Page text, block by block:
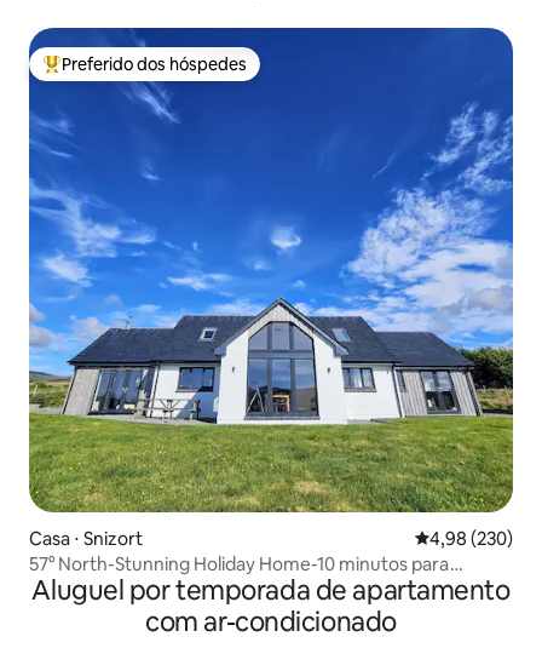
Entre os melhores preferidos dos hóspedes
Preferido dos hóspedes
Casa ⋅ Snizort 4,98 de uma
4,98 (230)
57° North-Stunning Holiday Home-10 minutos para
Portree
Aluguel por temporada de apartamento
com ar-condicionado